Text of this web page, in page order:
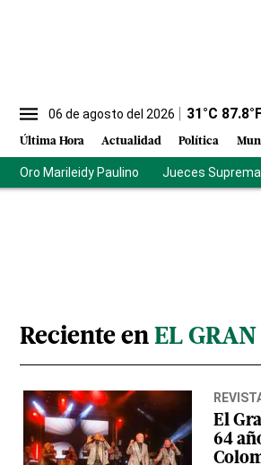
06 de agosto del 2026 31 °C 87.8
Última Hora Actualidad Política
Oro Marileidy Paulino Jueces
Reciente en EL
El
64